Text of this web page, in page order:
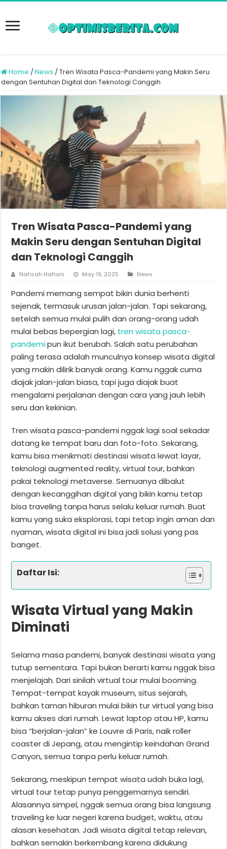
Home /News /Tren Wisata Pasca-Pandemi yang Makin Seru
dengan Sentuhan Digital dan Teknologi Canggih
Tren Wisata Pasca-Pandemi yang
Makin Seru dengan Sentuhan Digital
dan Teknologi Canggih
Nafisah Haflani May 19, 2025 News
Pandemi memang sempat bikin dunia berhenti
sejenak, termasuk urusan jalan-jalan. Tapi sekarang,
setelah semua mulai pulih dan orang-orang udah
mulai bebas bepergian lagi, tren wisata pasca-
pandemipun ikut berubah. Salah satu perubahan
paling terasa adalah munculnya konsep wisata digital
yang makin dilirik banyak orang. Kamu nggak cuma
diajak jalan-jalan biasa, tapi juga diajak buat
mengalami perjalanan dengan cara yang jauh lebih
seru dan kekinian.
Tren wisata pasca-pandemi nggak lagi soal sekadar
datang ke tempat baru dan foto-foto. Sekarang,
kamu bisa menikmati destinasi wisata lewat layar,
teknologi augmented reality, virtual tour, bahkan
pakai teknologi metaverse. Semuanya dibalut
dengan kecanggihan digital yang bikin kamu tetap
bisa traveling tanpa harus selalu keluar rumah. Buat
kamu yang suka eksplorasi, tapi tetap ingin aman dan
nyaman, wisata digital ini bisa jadi solusi yang pas
banget.
Daftar Isi:
Wisata Virtual yang Makin
Diminati
Selama masa pandemi, banyak destinasi wisata yang
tutup sementara. Tapi bukan berarti kamu nggak bisa
menjelajah. Dari sinilah virtual tour mulai booming.
Tempat-tempat kayak museum, situs sejarah,
bahkan taman hiburan mulai bikin tur virtual yang bisa
kamu akses dari rumah. Lewat laptop atau HP, kamu
bisa “berjalan-jalan” ke Louvre di Paris, naik roller
coaster di Jepang, atau mengintip keindahan Grand
Canyon, semua tanpa perlu keluar rumah.
Sekarang, meskipun tempat wisata udah buka lagi,
virtual tour tetap punya penggemarnya sendiri.
Alasannya simpel, nggak semua orang bisa langsung
traveling ke luar negeri karena budget, waktu, atau
alasan kesehatan. Jadi wisata digital tetap relevan,
bahkan semakin berkembang karena didukung